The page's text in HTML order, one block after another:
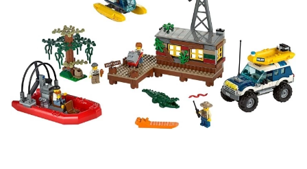
может быть зафиксирована на любом плече
Халкбастера. Удобное место и мощное оружие
позволит героине вести прицельный огонь по врагу
сверху. Костюм Спасительницы надежно защитит её от
воздействия вражеского оружия.
Персонажи набора:
Железный Человек в своем основном костюме